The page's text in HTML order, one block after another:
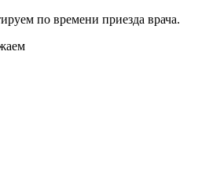
по времени приезда врача.